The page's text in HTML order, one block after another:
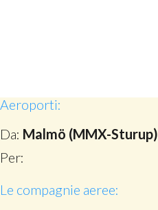
Aeroporti:
Da: Malmö (MMX-Sturup)
Per:
Le compagnie aeree: